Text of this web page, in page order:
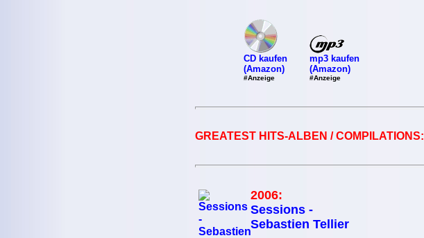
CD kaufen
(Amazon)
#Anzeige
mp3 kaufen
(Amazon)
#Anzeige
GREATEST HITS-ALBEN / COMPILATIONS:
2006:
Sessions -
Sebastien Tellier